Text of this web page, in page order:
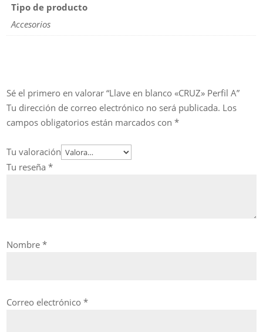
Tipo de producto
Accesorios
Sé el primero en valorar “Llave en blanco «CRUZ» Perfil A”
Tu dirección de correo electrónico no será publicada. Los
campos obligatorios están marcados con*
Tu valoración
Tu reseña*
Nombre*
Correo electrónico*